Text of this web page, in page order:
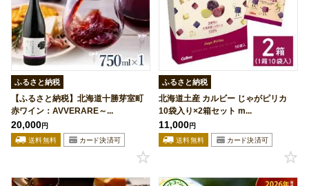
ふるさと納税
【ふるさと納税】北海道十勝芽室町
赤ワイン：AVVERARE～...
20,000円
ふるさと納税
北海道土産 カルビー じゃがピリカ
10袋入り×2箱セット m...
11,000円